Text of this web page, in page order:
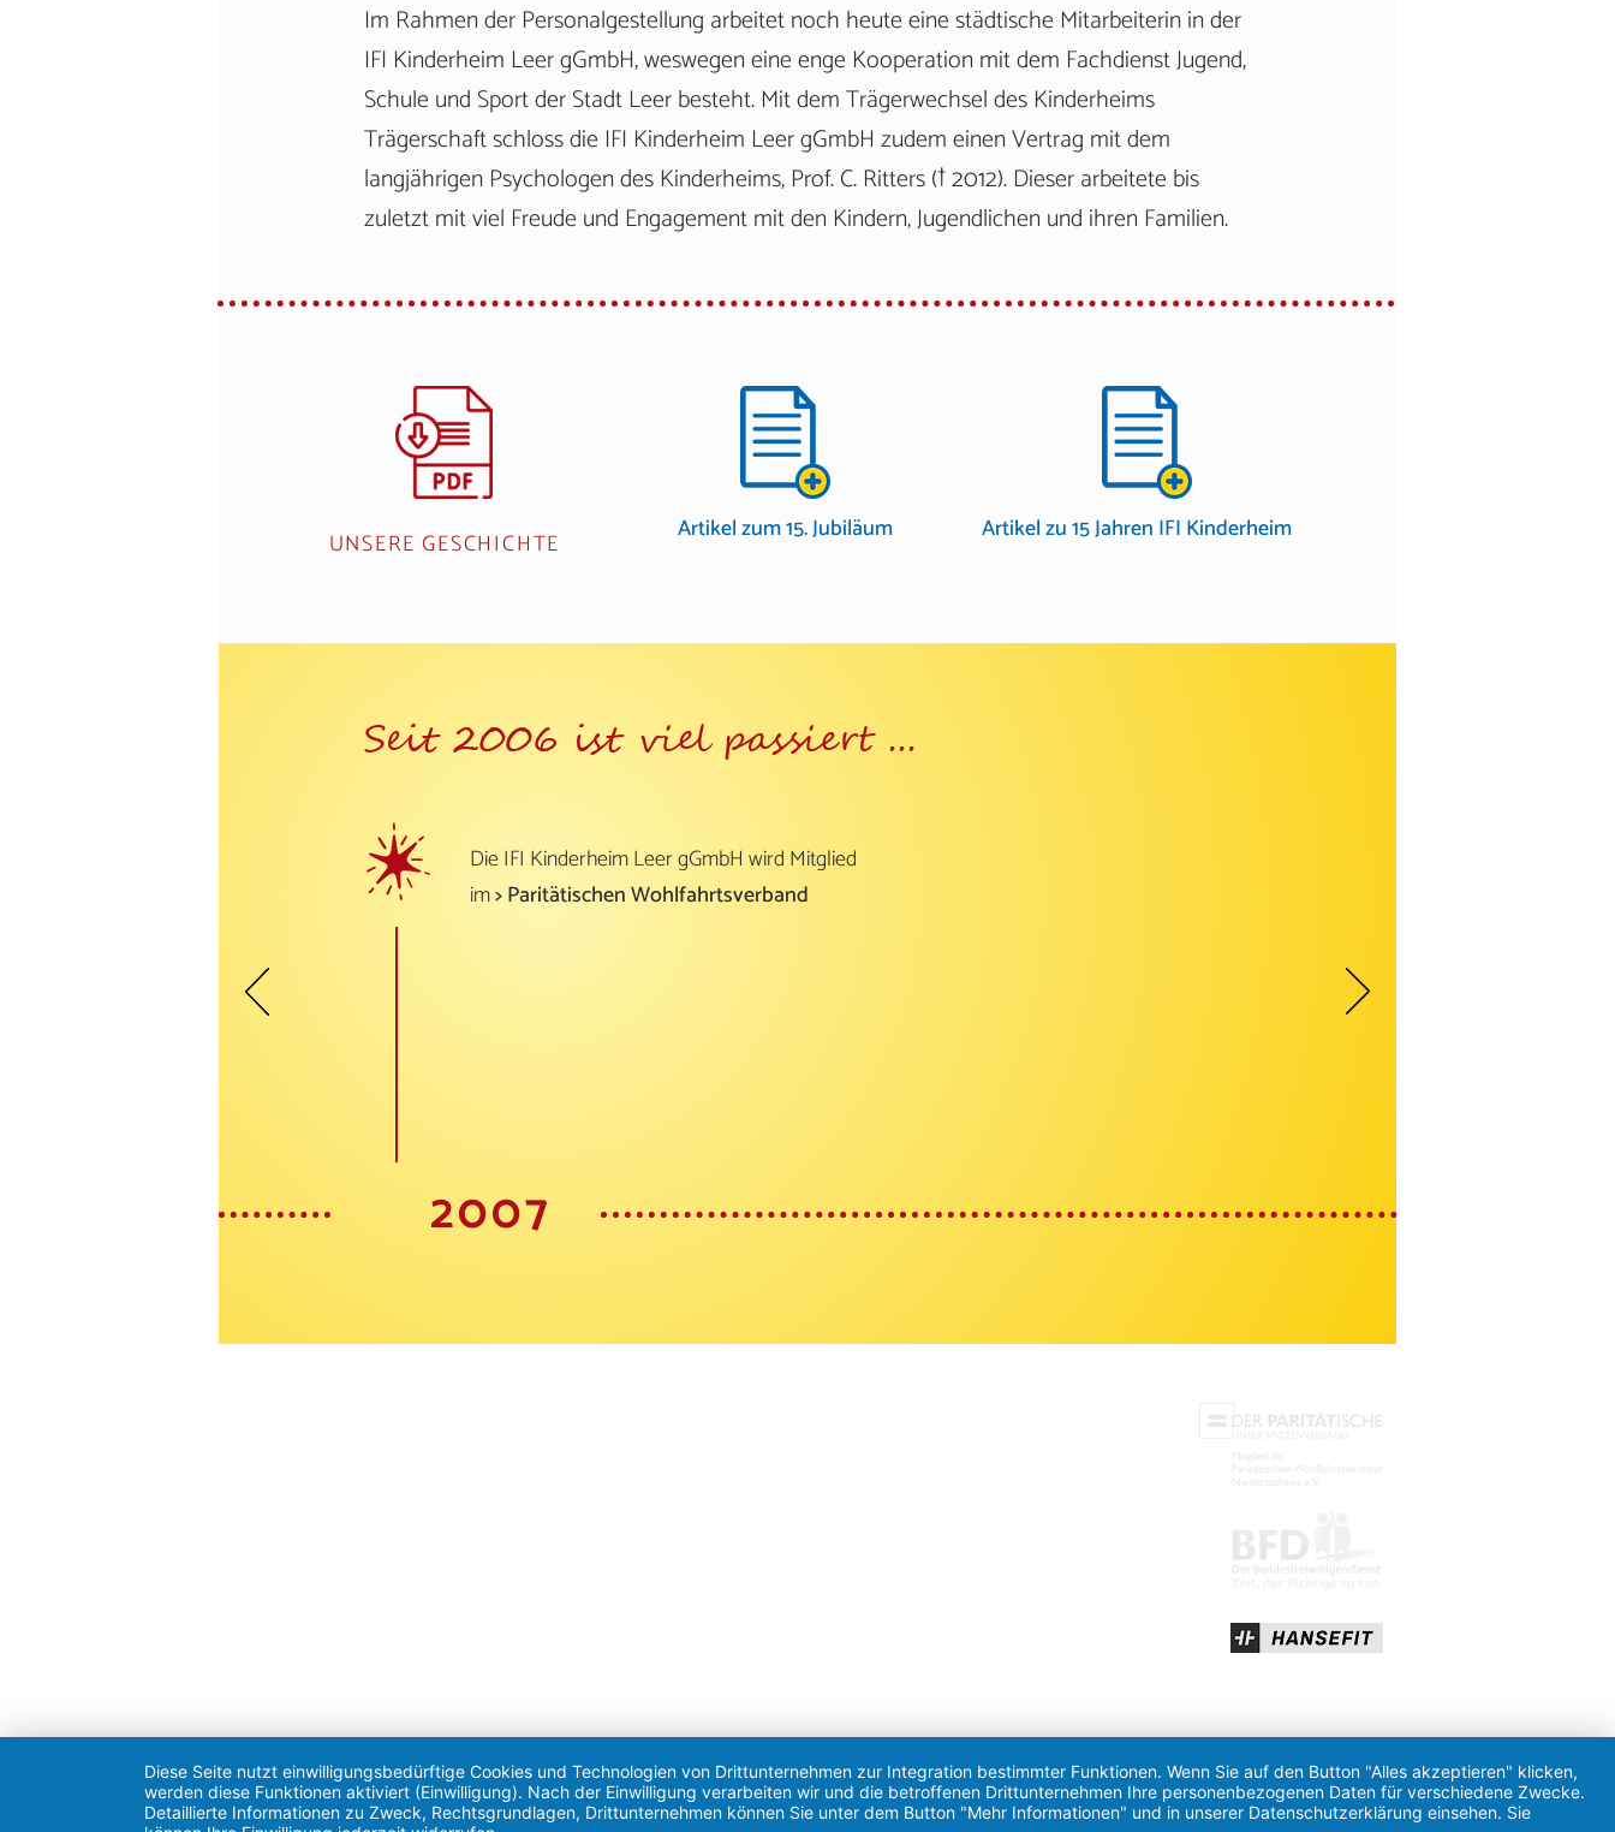
UNSERE GESCHICHTE Artikel zum 15. Jubiläum Artikel zu 15 Jahren IFI Kinderheim
Im Rahmen der Personalgestellung arbeitet noch heute eine städtische Mitarbeiterin in der
IFI Kinderheim Leer gGmbH, weswegen eine enge Kooperation mit dem Fachdienst Jugend,
Schule und Sport der Stadt Leer besteht. Mit dem Trägerwechsel des Kinderheims
Trägerschaft schloss die IFI Kinderheim Leer gGmbH zudem einen Vertrag mit dem
langjährigen Psychologen des Kinderheims, Prof. C. Ritters († 2012). Dieser arbeitete bis
zuletzt mit viel Freude und Engagement mit den Kindern, Jugendlichen und ihren Familien.
Seit 2006 ist viel passiert ...
Die IFI Kinderheim Leer gGmbH wird Mitglied
im> Paritätischen Wohlfahrtsverband
2007
Diese Seite nutzt einwilligungsbedürftige Cookies und Technologien von Drittunternehmen zur Integration bestimmter Funktionen. Wenn Sie auf den Button "Alles akzeptieren" klicken,
werden diese Funktionen aktiviert (Einwilligung). Nach der Einwilligung verarbeiten wir und die betroffenen Drittunternehmen Ihre personenbezogenen Daten für verschiedene Zwecke.
Detaillierte Informationen zu Zweck, Rechtsgrundlagen, Drittunternehmen können Sie unter dem Button "Mehr Informationen" und in unserer Datenschutzerklärung einsehen. Sie